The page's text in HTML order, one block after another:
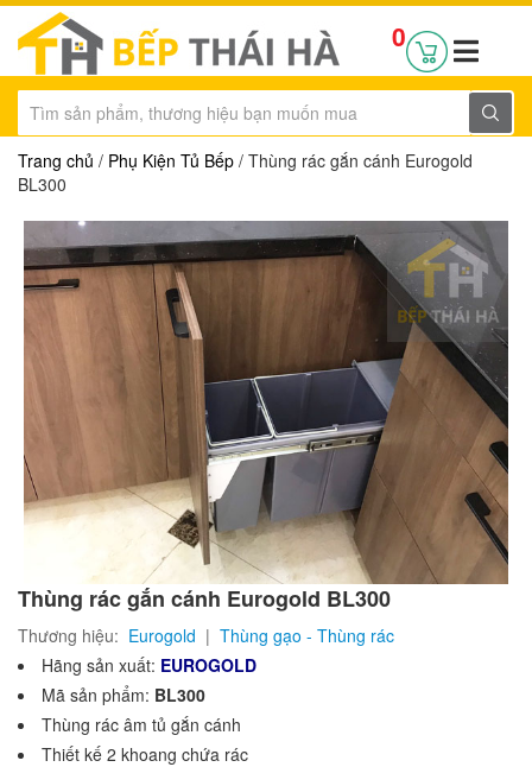
0
Trang chủ / Phụ Kiện Tủ Bếp / Thùng rác gắn cánh Eurogold
BL300
Thùng rác gắn cánh Eurogold BL300
Thương hiệu: Eurogold | Thùng gạo - Thùng rác
Hãng sản xuất: EUROGOLD
Mã sản phẩm: BL300
Thùng rác âm tủ gắn cánh
Thiết kế 2 khoang chứa rác